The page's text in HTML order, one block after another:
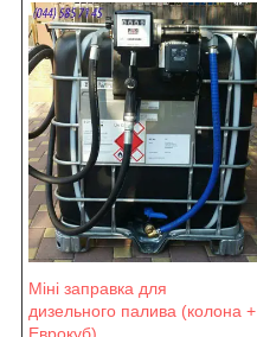
Міні заправка для
дизельного палива (колона +